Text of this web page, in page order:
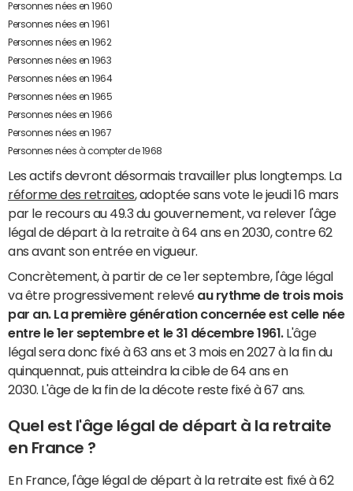
Personnes nées en 1960
Personnes nées en 1961
Personnes nées en 1962
Personnes nées en 1963
Personnes nées en 1964
Personnes nées en 1965
Personnes nées en 1966
Personnes nées en 1967
Personnes nées à compter de 1968
Les actifs devront désormais travailler plus longtemps. La
réforme des retraites, adoptée sans vote le jeudi 16 mars
par le recours au 49.3 du gouvernement, va relever l'âge
légal de départ à la retraite à 64 ans en 2030, contre 62
ans avant son entrée en vigueur.
Concrètement, à partir de ce 1er septembre, l'âge légal
va être progressivement relevé au rythme de trois mois
par an. La première génération concernée est celle née
entre le 1er septembre et le 31 décembre 1961. L'âge
légal sera donc fixé à 63 ans et 3 mois en 2027 à la fin du
quinquennat, puis atteindra la cible de 64 ans en
2030. L'âge de la fin de la décote reste fixé à 67 ans.
Quel est l'âge légal de départ à la retraite
en France ?
En France, l'âge légal de départ à la retraite est fixé à 62